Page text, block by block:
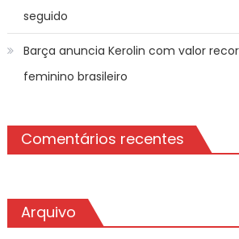
seguido
Barça anuncia Kerolin com valor
feminino brasileiro
Comentários recentes
Arquivo